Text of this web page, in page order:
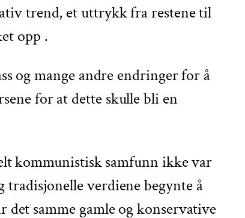
trend, et uttrykk fra restene til
opp .
og mange andre endringer for å
for at dette skulle bli en
kommunistisk samfunn ikke var
verdiene begynte å
samme gamle og konservative